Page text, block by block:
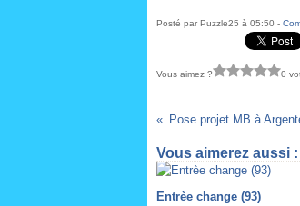
Posté par Puzzle25 à 05:50 -
Vous aimez ? 0
Pose projet MB à
Vous aimerez aussi :
Entrèe change (93)